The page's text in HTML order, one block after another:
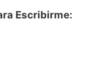
Escribirme: